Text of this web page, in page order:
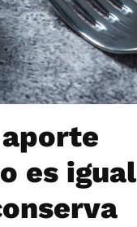
es igual